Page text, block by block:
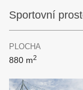
Sportovní
PLOCHA
880 m2